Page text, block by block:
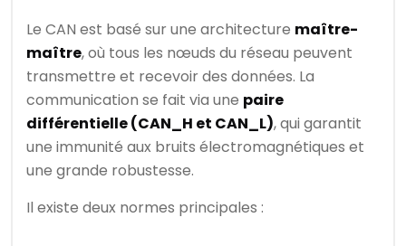
Le CAN est basé sur une architecture maître-
maître, où tous les nœuds du réseau peuvent
transmettre et recevoir des données. La
communication se fait via une paire
différentielle (CAN_H et CAN_L), qui garantit
une immunité aux bruits électromagnétiques et
une grande robustesse.
Il existe deux normes principales :